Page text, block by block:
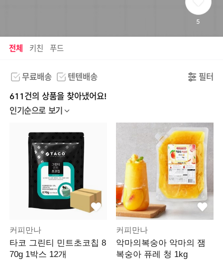
5
전체 키친 푸드
무료배송 텐텐배송 필터
611건의 상품을 찾아냈어요!
인기순으로 보기
커피만나
타코 그린티 민트초코칩 8
70g 1박스 12개
커피만나
악마의복숭아 악마의 잼
복숭아 퓨레 청 1kg